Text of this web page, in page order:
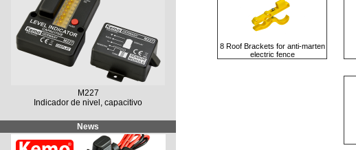
M227
Indicador de nivel, capacitivo
News
8 Roof Brackets for anti-marten
electric fence